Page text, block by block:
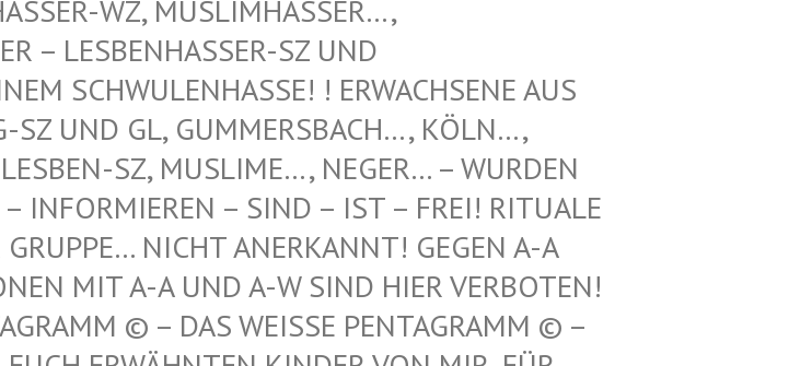
WZ, MUSLIMHASSER…, VOO
SZ UND SCH
! ERWACHSENE AUS REF
UND GL, GUMMERSBACH…, KÖLN…, LEV
SZ, MUSLIME…, NEGER… – WURDEN HIE
– SIND – IST – FREI! RITUALE VON
NICHT ANERKANNT! GEGEN A-A UND
MIT A-A UND A-W SIND HIER VERBOTEN! 12.
© – DAS WEISSE PENTAGRAMM © – HILF